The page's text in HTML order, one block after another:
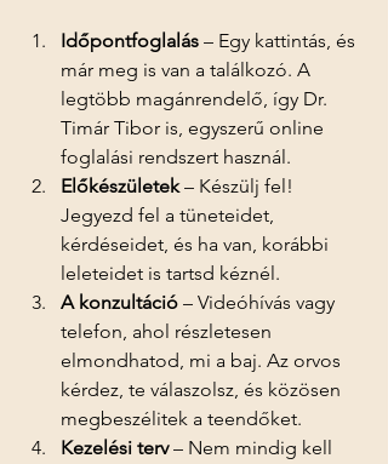
Időpontfoglalás – Egy kattintás, és
már meg is van a találkozó. A
legtöbb magánrendelő, így Dr.
Timár Tibor is, egyszerű online
foglalási rendszert használ.
Előkészületek – Készülj fel!
Jegyezd fel a tüneteidet,
kérdéseidet, és ha van, korábbi
leleteidet is tartsd kéznél.
A konzultáció – Videóhívás vagy
telefon, ahol részletesen
elmondhatod, mi a baj. Az orvos
kérdez, te válaszolsz, és közösen
megbeszélitek a teendőket.
Kezelési terv – Nem mindig kell